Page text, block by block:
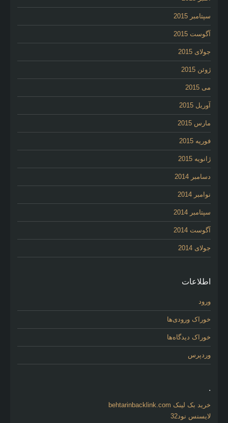
سپتامبر 2015
آگوست 2015
جولای 2015
ژوئن 2015
می 2015
آوریل 2015
مارس 2015
فوریه 2015
ژانویه 2015
دسامبر 2014
نوامبر 2014
سپتامبر 2014
آگوست 2014
جولای 2014
اطلاعات
ورود
خوراک ورودی‌ها
خوراک دیدگاه‌ها
وردپرس
.
خرید بک لینک behtarinbacklink.com
لایسنس نود32